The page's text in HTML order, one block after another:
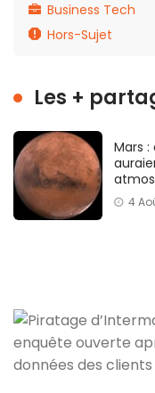
Business Tech
Hors-Sujet
Les +
Mars
4